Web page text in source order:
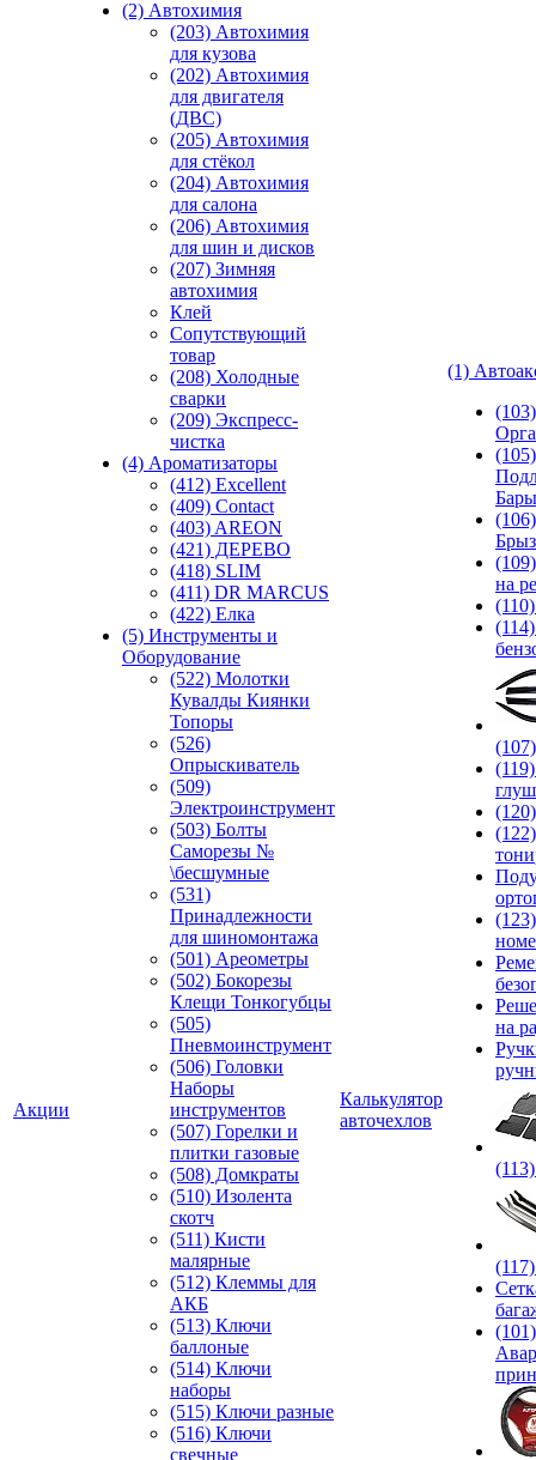
Акции
(2) Автохимия
(203) Автохимия
для кузова
(202) Автохимия
для двигателя
(ДВС)
(205) Автохимия
для стёкол
(204) Автохимия
для салона
(206) Автохимия
для шин и дисков
(207) Зимняя
автохимия
Клей
Сопутствующий
товар
(208) Холодные
сварки
(209) Экспреcс-
чистка
(4) Ароматизаторы
(412) Excellent
(409) Contact
(403) AREON
(421) ДЕРЕВО
(418) SLIM
(411) DR MARCUS
(422) Елка
(5) Инструменты и
Оборудование
(522) Молотки
Кувалды Киянки
Топоры
(526)
Опрыскиватель
(509)
Электроинструмент
(503) Болты
Саморезы №
\бесшумные
(531)
Принадлежности
для шиномонтажа
(501) Ареометры
(502) Бокорезы
Клещи Тонкогубцы
(505)
Пневмоинструмент
(506) Головки
Наборы
инструментов
(507) Горелки и
плитки газовые
(508) Домкраты
(510) Изолента
скотч
(511) Кисти
малярные
(512) Клеммы для
АКБ
(513) Ключи
баллоные
(514) Ключи
наборы
(515) Ключи разные
(516) Ключи
свечные
Калькулятор
авточехлов
(1)
(105)
Бары
(106)
на
на
(101)